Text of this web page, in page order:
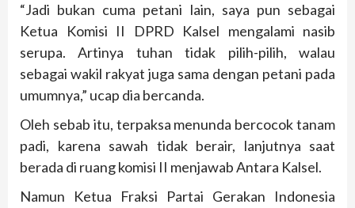
“Jadi bukan cuma petani lain, saya pun sebagai
Ketua Komisi II DPRD Kalsel mengalami nasib
serupa. Artinya tuhan tidak pilih-pilih, walau
sebagai wakil rakyat juga sama dengan petani pada
umumnya,” ucap dia bercanda.
Oleh sebab itu, terpaksa menunda bercocok tanam
padi, karena sawah tidak berair, lanjutnya saat
berada di ruang komisi II menjawab Antara Kalsel.
Namun Ketua Fraksi Partai Gerakan Indonesia